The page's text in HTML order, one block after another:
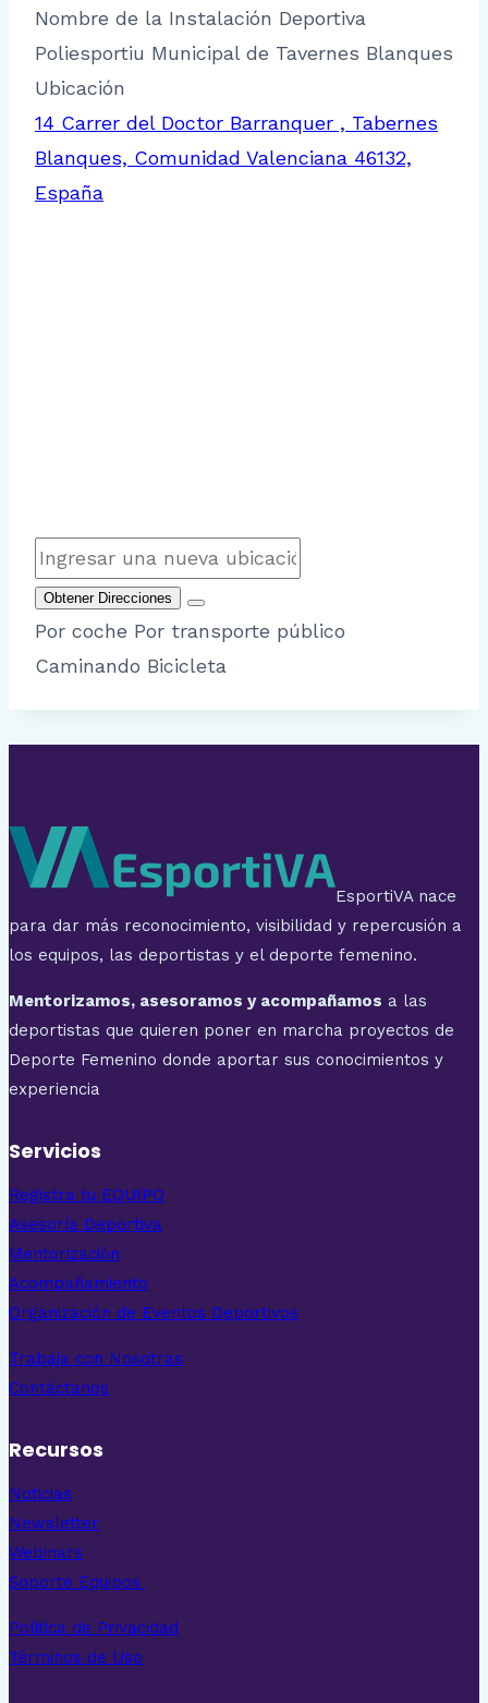
Nombre de la Instalación Deportiva
Poliesportiu Municipal de Tavernes Blanques
Ubicación
14 Carrer del Doctor Barranquer , Tabernes
Blanques, Comunidad Valenciana 46132,
España
Obtener Direcciones
Por coche Por transporte público
Caminando Bicicleta
EsportiVA nace
para dar más reconocimiento, visibilidad y repercusión a
los equipos, las deportistas y el deporte femenino.
Mentorizamos, asesoramos y acompañamos a las
deportistas que quieren poner en marcha proyectos de
Deporte Femenino donde aportar sus conocimientos y
experiencia
Servicios
Registra tu EQUIPO
Asesoría Deportiva
Mentorización
Acompañamiento
Organización de Eventos Deportivos
Trabaja con Nosotras
Contáctanos
Recursos
Noticias
Newsletter
Webinars
Soporte Equipos
Politica de Privacidad
Términos de Uso